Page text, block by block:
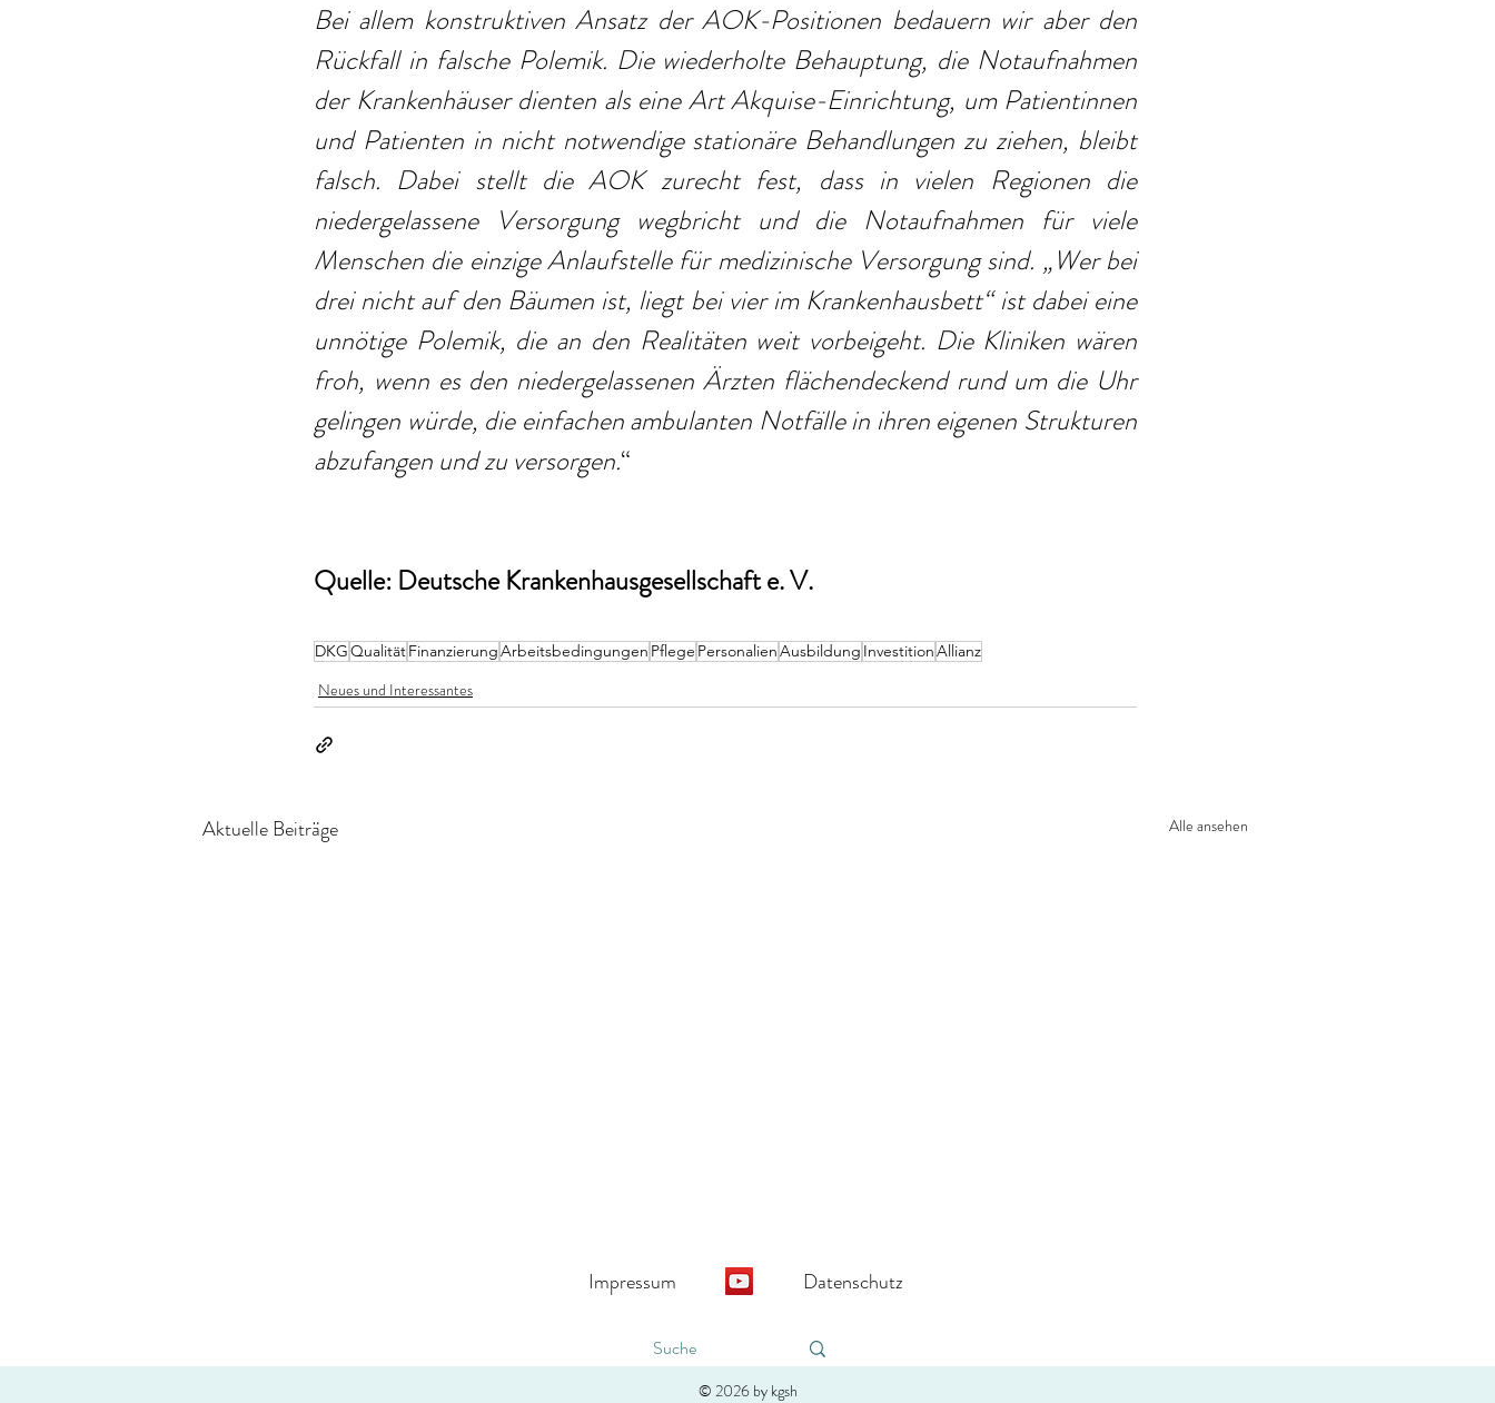
Bei allem konstruktiven Ansatz der AOK-Positionen bedauern wir aber den
Rückfall in falsche Polemik. Die wiederholte Behauptung, die Notaufnahmen
der Krankenhäuser dienten als eine Art Akquise-Einrichtung, um Patientinnen
und Patienten in nicht notwendige stationäre Behandlungen zu ziehen, bleibt
falsch. Dabei stellt die AOK zurecht fest, dass in vielen Regionen die
niedergelassene Versorgung wegbricht und die Notaufnahmen für viele
Menschen die einzige Anlaufstelle für medizinische Versorgung sind. „Wer bei
drei nicht auf den Bäumen ist, liegt bei vier im Krankenhausbett“ ist dabei eine
unnötige Polemik, die an den Realitäten weit vorbeigeht. Die Kliniken wären
froh, wenn es den niedergelassenen Ärzten flächendeckend rund um die Uhr
gelingen würde, die einfachen ambulanten Notfälle in ihren eigenen Strukturen
abzufangen und zu versorgen.“
Quelle: Deutsche Krankenhausgesellschaft e. V.
DKGQualitätFinanzierungArbeitsbedingungen Pflege PersonalienAusbildung InvestitionAllianz
Neues und Interessantes
Aktuelle Beiträge Alle ansehen
Wenn Demenz nicht ins System
10.000 Hitzetote mahnen zum
Handeln statt Diskutieren
Internetabhängigkeit und
Impressum Datenschutz
© 2026 by kgsh